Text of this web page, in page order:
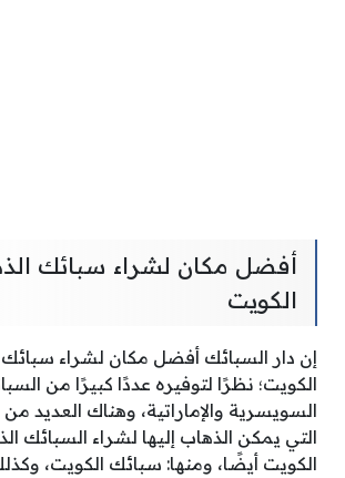
أفضل مكان لشراء سبائك
الكويت
إن دار السبائك أفضل مكان لشراء
الكويت؛ نظرًا لتوفيره عددًا كبيرًا من
السويسرية والإماراتية، وهناك العديد من
التي يمكن الذهاب إليها لشراء السبائك
الكويت أيضًا، ومنها: سبائك الكويت،